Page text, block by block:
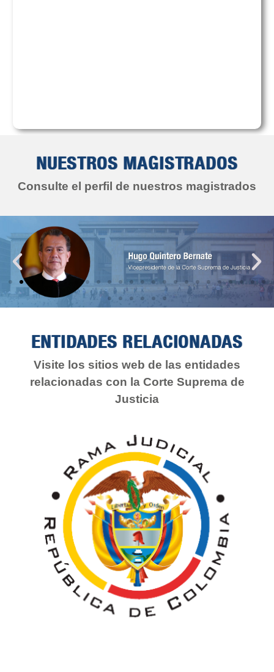
NUESTROS MAGISTRADOS
Consulte el perfil de nuestros magistrados
ENTIDADES RELACIONADAS
Visite los sitios web de las entidades
relacionadas con la Corte Suprema de
Justicia